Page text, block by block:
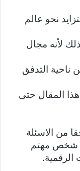
نحو عالم
لأنه مجال
ناحية التدفق
المقال حتى
من الاسئلة
شخص مهتم
الرقمية.